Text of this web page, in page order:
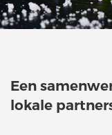
Een
lokale